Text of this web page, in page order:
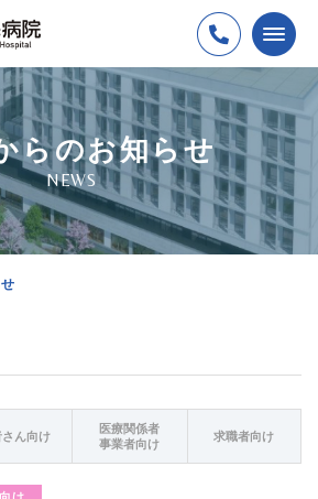
らのお知らせ
NEWS
さん向け
医療関係者
事業者向け
求職者向け